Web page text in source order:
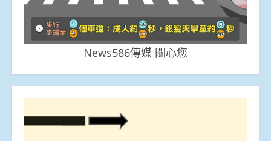
News586傳媒 關心您